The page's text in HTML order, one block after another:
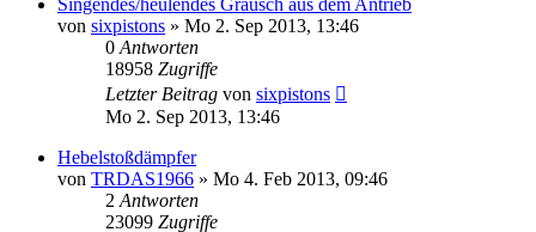
Singendes/heulendes Gräusch aus dem Antrieb
von sixpistons » Mo 2. Sep 2013, 13:46
0 Antworten
18958 Zugriffe
Letzter Beitrag von sixpistons
Mo 2. Sep 2013, 13:46
Hebelstoßdämpfer
von TRDAS1966 » Mo 4. Feb 2013, 09:46
2 Antworten
23099 Zugriffe